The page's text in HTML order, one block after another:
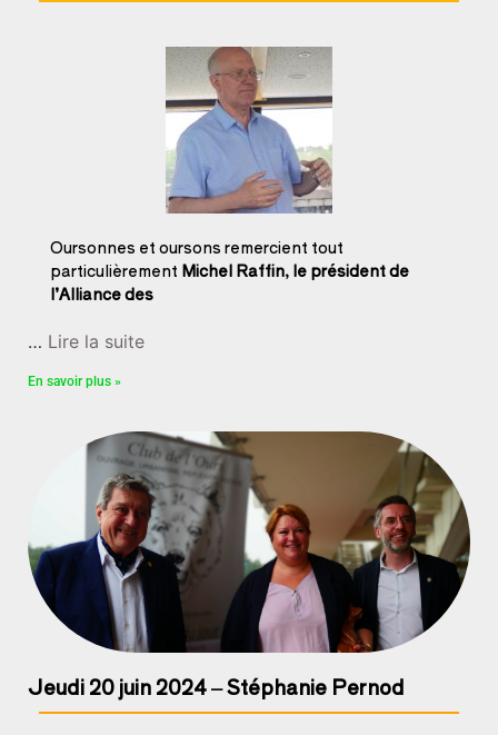
Oursonnes et oursons remercient tout
particulièrement Michel Raffin, le président de
l’Alliance des
… Lire la suite
En savoir plus »
Jeudi 20 juin 2024 – Stéphanie Pernod